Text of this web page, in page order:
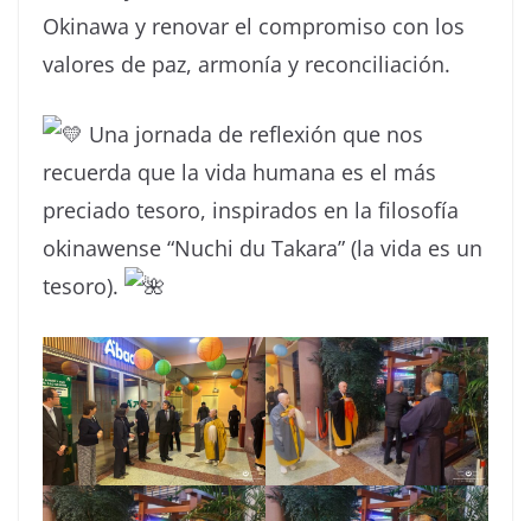
Okinawa y renovar el compromiso con los
valores de paz, armonía y reconciliación.
Una jornada de reflexión que nos
recuerda que la vida humana es el más
preciado tesoro, inspirados en la filosofía
okinawense “Nuchi du Takara” (la vida es un
tesoro).